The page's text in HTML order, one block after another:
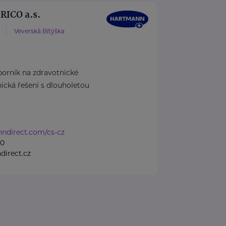
a.s.
Veverská Bítýška
na zdravotnické
řešení s dlouholetou
cs-cz